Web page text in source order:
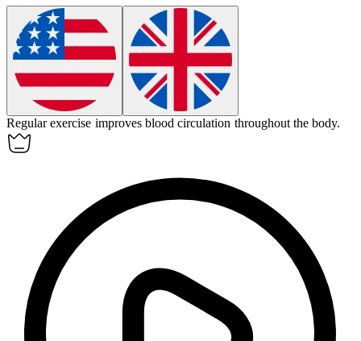
Regular exercise improves bloodcirculation throughout the body.